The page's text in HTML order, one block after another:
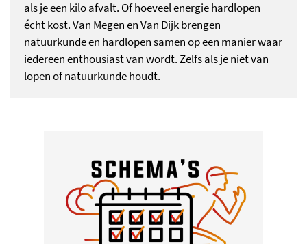
als je een kilo afvalt. Of hoeveel energie hardlopen
écht kost. Van Megen en Van Dijk brengen
natuurkunde en hardlopen samen op een manier waar
iedereen enthousiast van wordt. Zelfs als je niet van
lopen of natuurkunde houdt.